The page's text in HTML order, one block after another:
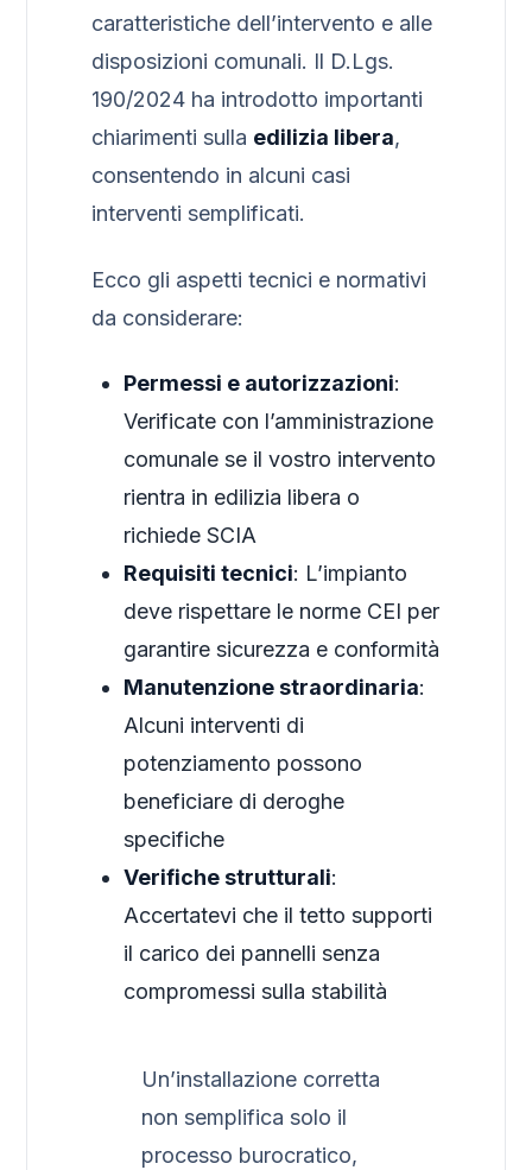
caratteristiche dell’intervento e alle
disposizioni comunali. Il D.Lgs.
190/2024 ha introdotto importanti
chiarimenti sulla edilizia libera,
consentendo in alcuni casi
interventi semplificati.
Ecco gli aspetti tecnici e normativi
da considerare:
Permessi e autorizzazioni:
Verificate con l’amministrazione
comunale se il vostro intervento
rientra in edilizia libera o
richiede SCIA
Requisiti tecnici: L’impianto
deve rispettare le norme CEI per
garantire sicurezza e conformità
Manutenzione straordinaria:
Alcuni interventi di
potenziamento possono
beneficiare di deroghe
specifiche
Verifiche strutturali:
Accertatevi che il tetto supporti
il carico dei pannelli senza
compromessi sulla stabilità
Un’installazione corretta
non semplifica solo il
processo burocratico,